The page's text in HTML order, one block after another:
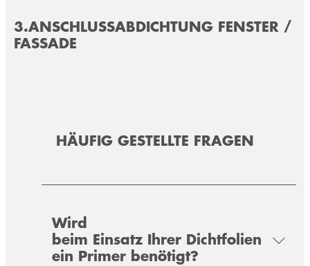
3.ANSCHLUSSABDICHTUNG FENSTER /
FASSADE
HÄUFIG GESTELLTE FRAGEN
Wird
beim Einsatz Ihrer Dichtfolien
ein Primer benötigt?